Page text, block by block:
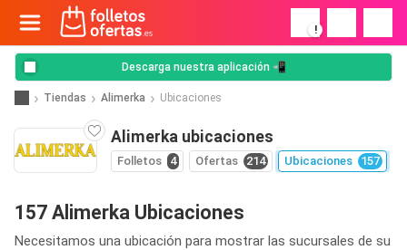
!
Descarga nuestra aplicación 📲
Tiendas Alimerka Ubicaciones
Alimerka ubicaciones
Folletos 4 Ofertas 214 Ubicaciones 157
157 Alimerka Ubicaciones
Necesitamos una ubicación para mostrar las sucursales de su